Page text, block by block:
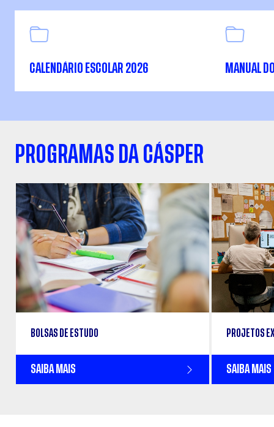
CALENDÁRIO ESCOLAR 2026 MANUAL
PROGRAMAS DA CÁSPER
BOLSAS DE ESTUDO
SAIBA MAIS
PROJETOS
SAIBA MAIS